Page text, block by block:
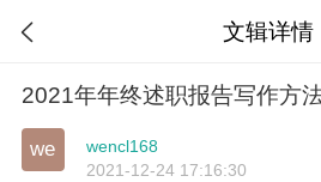
 文辑详情
2021年年终述职报告写作方
we
wencl168
2021-12-24 17:16:30